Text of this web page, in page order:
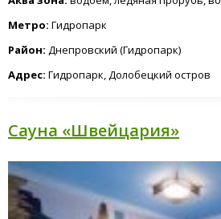
Метро: Гидропарк
Район: Днепровский (Гидропарк)
Адрес: Гидропарк, Долобецкий остров
Сауна «Швейцария»